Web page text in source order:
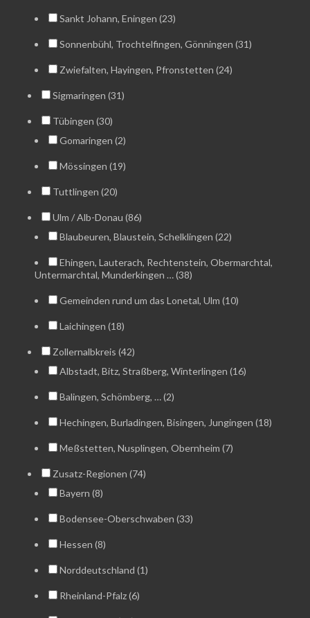
Sankt Johann, Eningen (23)
Sonnenbühl, Trochtelfingen, Gönningen (31)
Zwiefalten, Hayingen, Pfronstetten (24)
Sigmaringen (31)
Tübingen (30)
Gomaringen (2)
Mössingen (19)
Tuttlingen (20)
Ulm / Alb-Donau (86)
Blaubeuren, Blaustein, Schelklingen (22)
Ehingen, Lauterach, Rechtenstein, Obermarchtal,
Untermarchtal, Munderkingen … (38)
Gemeinden rund um das Lonetal, Ulm (10)
Laichingen (18)
Zollernalbkreis (42)
Albstadt, Bitz, Straßberg, Winterlingen (16)
Balingen, Schömberg, … (2)
Hechingen, Burladingen, Bisingen, Jungingen (18)
Meßstetten, Nusplingen, Obernheim (7)
Zusatz-Regionen (74)
Bayern (8)
Bodensee-Oberschwaben (33)
Hessen (8)
Norddeutschland (1)
Rheinland-Pfalz (6)